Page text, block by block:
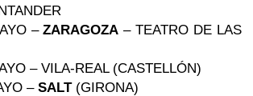
–ZARAGOZA – TEATRO DE LAS
– VILA-REAL (CASTELLÓN)
– SALT(GIRONA)